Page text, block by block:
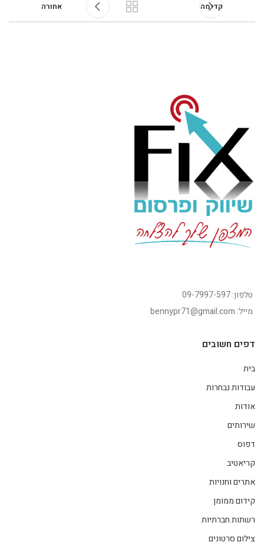
קדימה אחורה
טלפון: 09-7997-597
מייל: bennypr71@gmail.com
דפים חשובים
בית
עבודות נבחרות
אודות
שירותים
דפוס
קריאטיב
אתרים וחנויות
קידום ממומן
רשתות חברתיות
צילום סרטונים